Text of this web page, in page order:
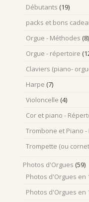
Débutants (19)
packs et bons
Orgue - Méthodes (8)
Orgue - répertoire
Claviers (piano-
Harpe (7)
Violoncelle (4)
Cor et piano -
Trombone et Piano
Trompette (ou
Photos d'Orgues (59)
Photos d'Orgues en
Photos d'Orgues en